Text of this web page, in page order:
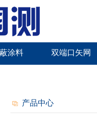
涂料 双端口矢网
产品中心